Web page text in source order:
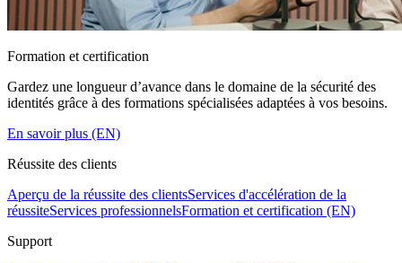
Formation et certification
Gardez une longueur d’avance dans le domaine de la sécurité des
identités grâce à des formations spécialisées adaptées à vos besoins.
En savoir plus (EN)
Réussite des clients
Aperçu de la réussite des clientsServices d'accélération de la
réussiteServices professionnelsFormation et certification (EN)
Support